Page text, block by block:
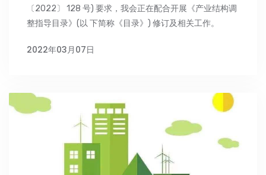
〔2022〕 128 号) 要求，我会正在配合开展《产业结构调
整指导目录》(以 下简称《目录》) 修订及相关工作。
2022年03月07日